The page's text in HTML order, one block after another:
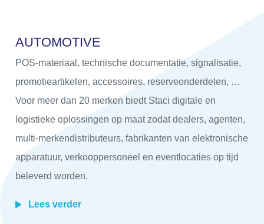
AUTOMOTIVE
POS-materiaal, technische documentatie, signalisatie,
promotieartikelen, accessoires, reserveonderdelen, …
Voor meer dan 20 merken biedt Staci digitale en
logistieke oplossingen op maat zodat dealers, agenten,
multi-merkendistributeurs, fabrikanten van elektronische
apparatuur, verkooppersoneel en eventlocaties op tijd
beleverd worden.
Lees verder